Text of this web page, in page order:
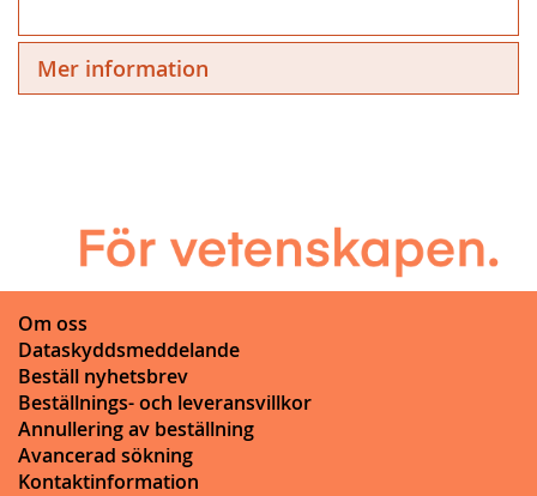
Mer information
Om oss
Dataskyddsmeddelande
Beställ nyhetsbrev
Beställnings- och leveransvillkor
Annullering av beställning
Avancerad sökning
Kontaktinformation